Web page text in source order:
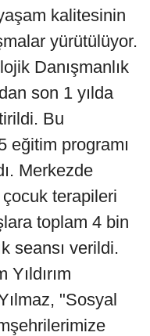
kalitesinin
yürütülüyor.
Danışmanlık
son 1 yılda
Bu
eğitim programı
Merkezde
terapileri
toplam 4 bin
seansı verildi.
Yıldırım
"Sosyal